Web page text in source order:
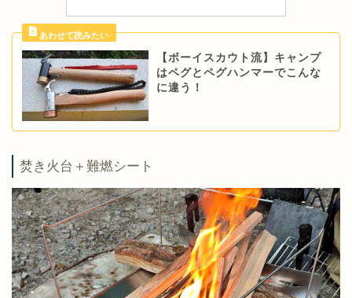
【ボーイスカウト流】キャンプ
はペグとペグハンマーでこんな
に違う！
焚き火台＋難燃シート